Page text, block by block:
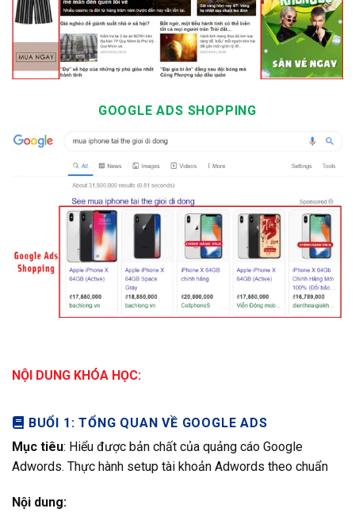
GOOGLE ADS SHOPPING
NỘI DUNG KHÓA HỌC:
BUỔI 1: TỔNG QUAN VỀ GOOGLE ADS
Mục tiêu: Hiểu được bản chất của quảng cáo Google
Adwords. Thực hành setup tài khoản Adwords theo chuẩn
Nội dung: